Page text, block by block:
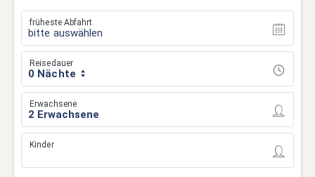
früheste Abfahrt
bitte auswählen
Reisedauer
0 Nächte
Erwachsene
Kinder